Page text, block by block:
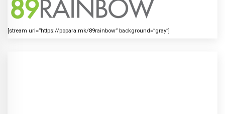
[stream url=”https://popara.mk/89rainbow” background=”gray”]